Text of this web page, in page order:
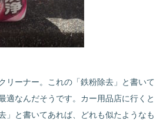
リーナー。これの「鉄粉除去」と書いて
適なんだそうです。カー用品店に行くと
」と書いてあれば、どれも似たようなも